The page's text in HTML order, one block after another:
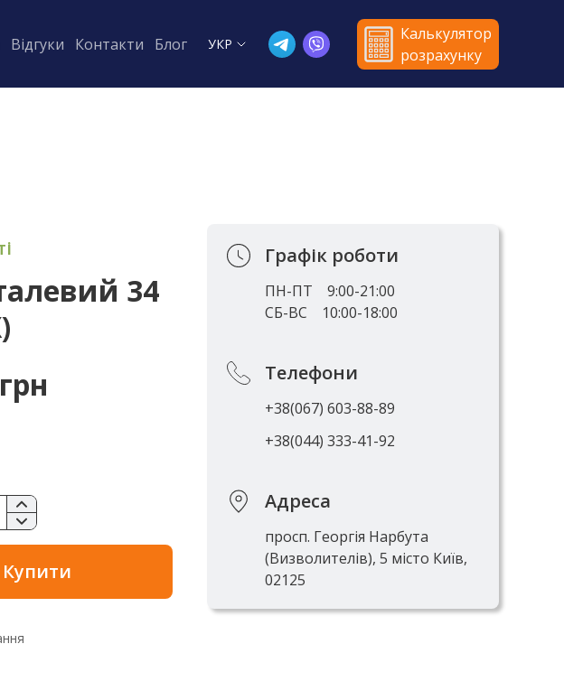
Відгуки Контакти Блог УКР
Калькулятор
розрахунку
34
Купити
Графік роботи
ПН-ПТ
9:00-21:00
СБ-ВС
10:00-18:00
Телефони
+38(067) 603-88-89
+38(044) 333-41-92
Адреса
просп. Георгія Нарбута
(Визволителів), 5 місто Київ,
02125